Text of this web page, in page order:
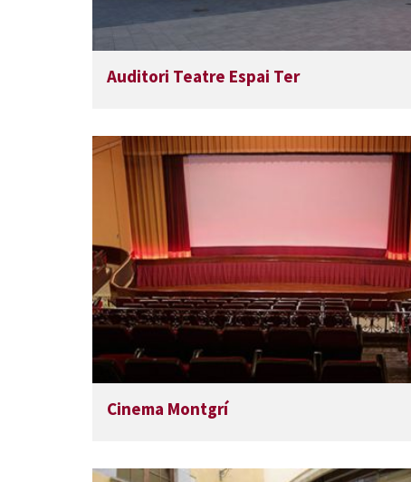
Auditori Teatre Espai Ter
Cinema Montgrí